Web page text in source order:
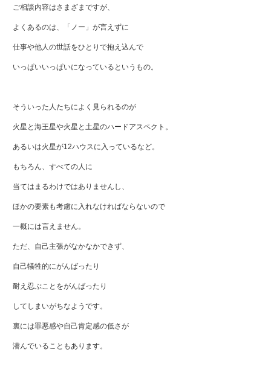
ご相談内容はさまざまですが、
よくあるのは、「ノー」が言えずに
仕事や他人の世話をひとりで抱え込んで
いっぱいいっぱいになっているというもの。
そういった人たちによく見られるのが
火星と海王星や火星と土星のハードアスペクト。
あるいは火星が12ハウスに入っているなど。
もちろん、すべての人に
当てはまるわけではありませんし、
ほかの要素も考慮に入れなければならないので
一概には言えません。
ただ、自己主張がなかなかできず、
自己犠牲的にがんばったり
耐え忍ぶことをがんばったり
してしまいがちなようです。
裏には罪悪感や自己肯定感の低さが
潜んでいることもあります。